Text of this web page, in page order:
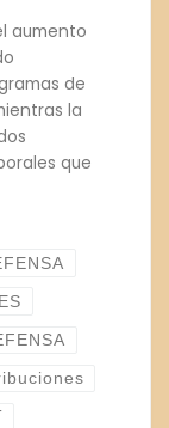
aumento
de
la
que